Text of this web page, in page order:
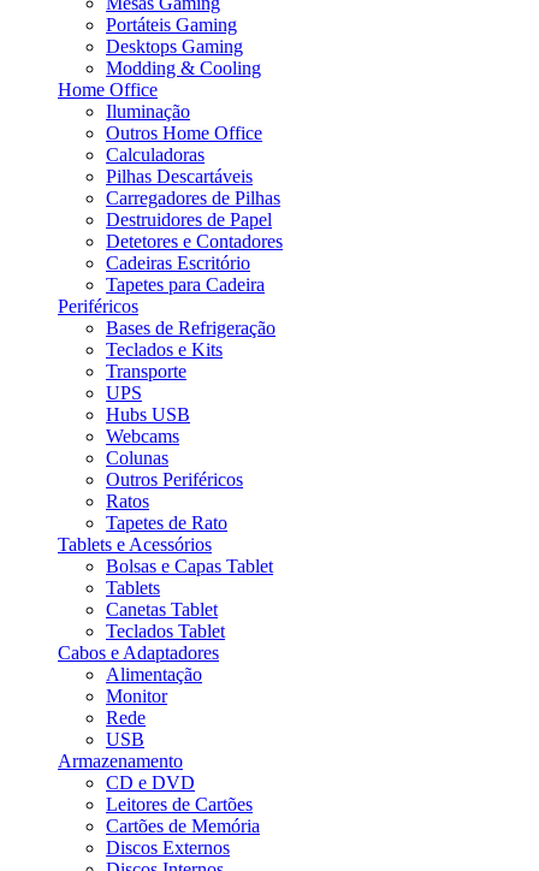
Portáteis Gaming
Desktops Gaming
Modding & Cooling
Home Office
Iluminação
Outros Home Office
Calculadoras
Pilhas Descartáveis
Carregadores de Pilhas
Destruidores de Papel
Detetores e Contadores
Cadeiras Escritório
Tapetes para Cadeira
Periféricos
Bases de Refrigeração
Teclados e Kits
Transporte
UPS
Hubs USB
Webcams
Colunas
Outros Periféricos
Ratos
Tapetes de Rato
Tablets e Acessórios
Bolsas e Capas Tablet
Tablets
Canetas Tablet
Teclados Tablet
Cabos e Adaptadores
Alimentação
Monitor
Rede
USB
Armazenamento
CD e DVD
Leitores de Cartões
Cartões de Memória
Discos Externos